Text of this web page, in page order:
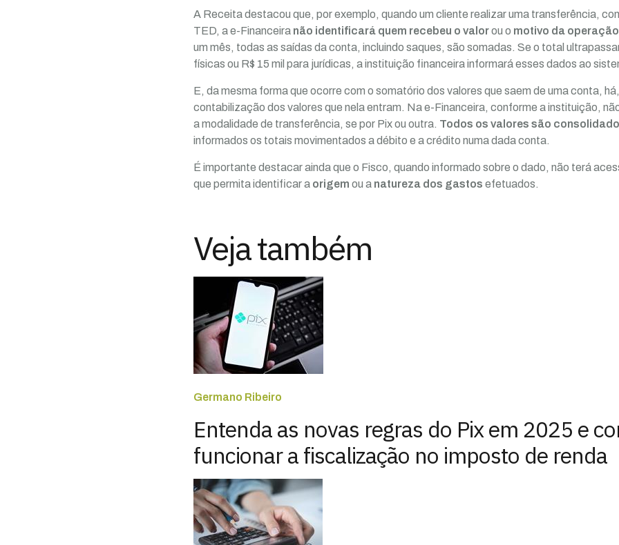
A Receita destacou que, por exemplo, quando um cliente realizar uma transferência,
TED, a e-Financeira não identificará quem recebeu o valorou o motivo da operação
um mês, todas as saídas da conta, incluindo saques, são somadas. Se o total
físicas ou R$ 15 mil para jurídicas, a instituição financeira informará esses dados ao
E, da mesma forma que ocorre com o somatório dos valores que saem de uma conta,
contabilização dos valores que nela entram. Na e-Financeira, conforme a instituição,
a modalidade de transferência, se por Pix ou outra. Todos os valores são
informados os totais movimentados a débito e a crédito numa dada conta.
É importante destacar ainda que o Fisco, quando informado sobre o dado, não terá
que permita identificar a origem ou a natureza dos gastos efetuados.
Veja também
Germano Ribeiro
Entenda as novas regras do Pix em 2025 e
funcionar a fiscalização no imposto de renda